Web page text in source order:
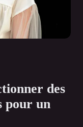
des
pour un